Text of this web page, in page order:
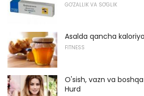
GO'ZALLIK VA SO'GLIK
Asalda qancha
FITNESS
O'sish, vazn va
Hurd